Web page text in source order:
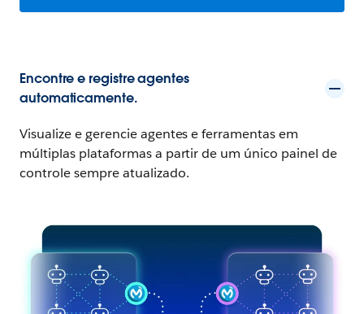
Encontre e registre agentes
automaticamente.
Visualize e gerencie agentes e ferramentas em
múltiplas plataformas a partir de um único painel de
controle sempre atualizado.